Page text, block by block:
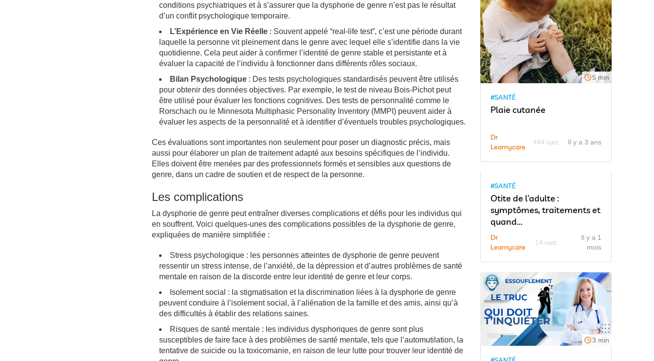
conditions psychiatriques et à s’assurer que la dysphorie de genre n’est pas le résultat
d’un conflit psychologique temporaire.
L’Expérience en Vie Réelle : Souvent appelé “real-life test”, c’est une période durant
laquelle la personne vit pleinement dans le genre avec lequel elle s’identifie dans la vie
quotidienne. Cela peut aider à confirmer l’identité de genre stable et persistante et à
évaluer la capacité de l’individu à fonctionner dans différents rôles sociaux.
Bilan Psychologique : Des tests psychologiques standardisés peuvent être utilisés
pour obtenir des données objectives. Par exemple, le test de niveau Bois-Pichot peut
être utilisé pour évaluer les fonctions cognitives. Des tests de personnalité comme le
Rorschach ou le Minnesota Multiphasic Personality Inventory (MMPI) peuvent aider à
évaluer les aspects de la personnalité et à identifier d’éventuels troubles psychologiques.
Ces évaluations sont importantes non seulement pour poser un diagnostic précis, mais
aussi pour élaborer un plan de traitement adapté aux besoins spécifiques de l’individu.
Elles doivent être menées par des professionnels formés et sensibles aux questions de
genre, dans un cadre de soutien et de respect de la personne.
Les complications
La dysphorie de genre peut entraîner diverses complications et défis pour les individus qui
en souffrent. Voici quelques-unes des complications possibles de la dysphorie de genre,
expliquées de manière simplifiée :
Stress psychologique : les personnes atteintes de dysphorie de genre peuvent
ressentir un stress intense, de l’anxiété, de la dépression et d’autres problèmes de santé
mentale en raison de la discorde entre leur identité de genre et leur corps.
Isolement social : la stigmatisation et la discrimination liées à la dysphorie de genre
peuvent conduire à l’isolement social, à l’aliénation de la famille et des amis, ainsi qu’à
des difficultés à établir des relations saines.
Risques de santé mentale : les individus dysphoriques de genre sont plus
susceptibles de faire face à des problèmes de santé mentale, tels que l’automutilation, la
tentative de suicide ou la toxicomanie, en raison de leur lutte pour trouver leur identité de
5 min
#SANTÉ
Plaie cutanée
Dr
Learnycare
444 vues Il y a 3 ans
#SANTÉ
Otite de l’adulte :
symptômes, traitements et
quand...
Dr
Learnycare
14 vues
Il y a 1
mois
3 min